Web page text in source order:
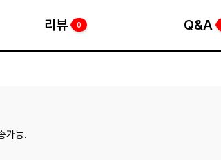
리뷰 0 Q&A
가능.